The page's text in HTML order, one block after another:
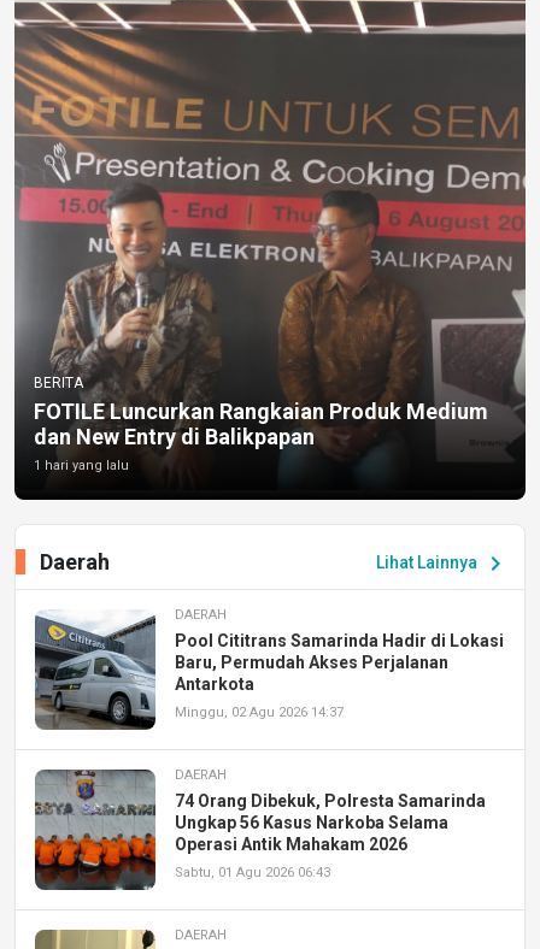
BERITA
FOTILE Luncurkan Rangkaian Produk Medium
dan New Entry di Balikpapan
1 hari yang lalu
Lihat Lainnya chevron_right
Daerah
DAERAH
Pool Cititrans Samarinda Hadir di Lokasi
Baru, Permudah Akses Perjalanan
Antarkota
Minggu, 02 Agu 2026 14:37
DAERAH
74 Orang Dibekuk, Polresta Samarinda
Ungkap 56 Kasus Narkoba Selama
Operasi Antik Mahakam 2026
Sabtu, 01 Agu 2026 06:43
DAERAH